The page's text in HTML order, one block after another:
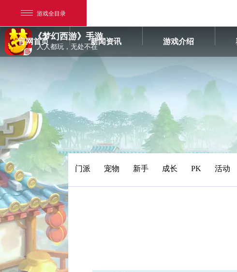
游戏全目录
网易游戏
游戏爱好者
我的足迹： 梦幻西游手游
《梦幻西游》手游
人人都玩，无处不在
官网首页 新闻资讯 游戏介绍
门派 宠物 新手 成长 PK 活动